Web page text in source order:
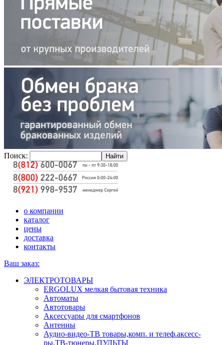
Поиск:
о компании
каталог
цены
доставка
контакты
Ваш заказ:
ЭЛЕКТРОТОВАРЫ
ERGOLUX мелкая бытовая техника
Автоматы
Автотовары
Аксессуары для смартфонов
Антенны
Аудио-видео-ТВ товары,комп. и телеф.аксесс-
ры,ТВ-тюнеры,ПУЛЬТЫ